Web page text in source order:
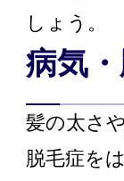
しょう。
病気
髪の太さ
脱毛症を